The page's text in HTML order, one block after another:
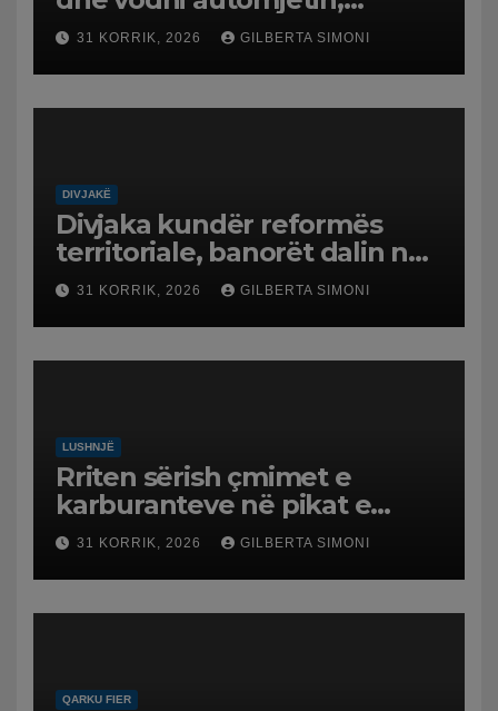
arrestohet 43-vjeçari
31 KORRIK, 2026 GILBERTA SIMONI
DIVJAKË
Divjaka kundër reformës
territoriale, banorët dalin në
protestë.
31 KORRIK, 2026 GILBERTA SIMONI
LUSHNJË
Rriten sërish çmimet e
karburanteve në pikat e
karburanteve në Lushnjë.
Tensionet në Lindjen e
Mesme shtrenjtojnë naftën
dhe benzinën në vend
31 KORRIK, 2026 GILBERTA SIMONI
QARKU FIER